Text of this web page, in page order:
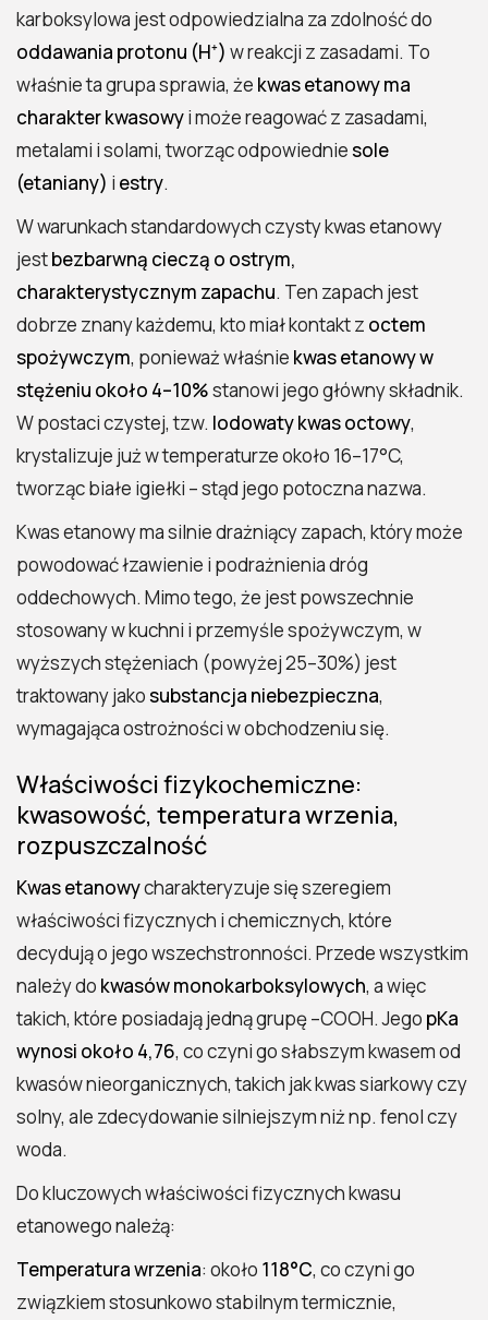
karboksylowa jest odpowiedzialna za zdolność do
oddawania protonu (H⁺) w reakcji z zasadami. To
właśnie ta grupa sprawia, że kwas etanowy ma
charakter kwasowyi może reagować z zasadami,
metalami i solami, tworząc odpowiedniesole
(etaniany) i estry.
W warunkach standardowych czysty kwas etanowy
jestbezbarwną cieczą o ostrym,
charakterystycznym zapachu. Ten zapach jest
dobrze znany każdemu, kto miał kontakt z octem
spożywczym, ponieważ właśnie kwas etanowy w
stężeniu około 4–10%stanowi jego główny składnik.
W postaci czystej, tzw. lodowaty kwas octowy,
krystalizuje już w temperaturze około 16–17°C,
tworząc białe igiełki – stąd jego potoczna nazwa.
Kwas etanowy ma silnie drażniący zapach, który może
powodować łzawienie i podrażnienia dróg
oddechowych. Mimo tego, że jest powszechnie
stosowany w kuchni i przemyśle spożywczym, w
wyższych stężeniach (powyżej 25–30%) jest
traktowany jakosubstancja niebezpieczna,
wymagająca ostrożności w obchodzeniu się.
Właściwości fizykochemiczne:
kwasowość, temperatura wrzenia,
rozpuszczalność
Kwas etanowycharakteryzuje się szeregiem
właściwości fizycznych i chemicznych, które
decydują o jego wszechstronności. Przede wszystkim
należy do kwasów monokarboksylowych, a więc
takich, które posiadają jedną grupę –COOH. Jego pKa
wynosi około 4,76, co czyni go słabszym kwasem od
kwasów nieorganicznych, takich jak kwas siarkowy czy
solny, ale zdecydowanie silniejszym niż np. fenol czy
woda.
Do kluczowych właściwości fizycznych kwasu
etanowego należą:
Temperatura wrzenia: około 118°C, co czyni go
związkiem stosunkowo stabilnym termicznie,